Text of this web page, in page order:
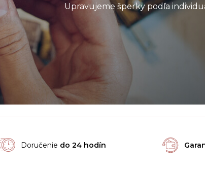
Upravujeme šperky podľa
Doručenie do 24 hodín